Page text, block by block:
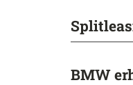
BMW